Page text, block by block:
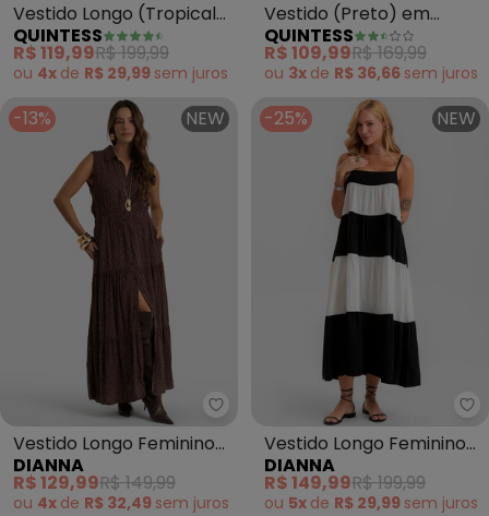
Vestido Longo (Tropical
Preto) com Mangas
Amplas
QUINTESS
R$ 119,99R$ 199,99
ou 4x de R$ 29,99 sem juros
Vestido (Preto) em
Malha Fria
QUINTESS
R$ 109,99R$ 169,99
ou 3x de R$ 36,66 sem juros
-13% NEW
Dianna - Vestido Longo
Vestido Longo Feminino
em Viscose (Marrom)
DIANNA
R$ 129,99R$ 149,99
ou 4x de R$ 32,49 sem juros
-25% NEW
Vestido Longo Feminino
em Viscose Khyara
(Preto)
DIANNA
R$ 149,99R$ 199,99
ou 5x de R$ 29,99 sem juros